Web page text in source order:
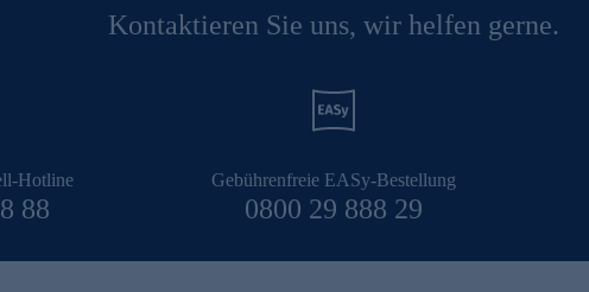
Kontaktieren Sie uns, wir helfen gerne.
Hotline
88
Gebührenfreie EASy-Bestellung
0800 29 888 29